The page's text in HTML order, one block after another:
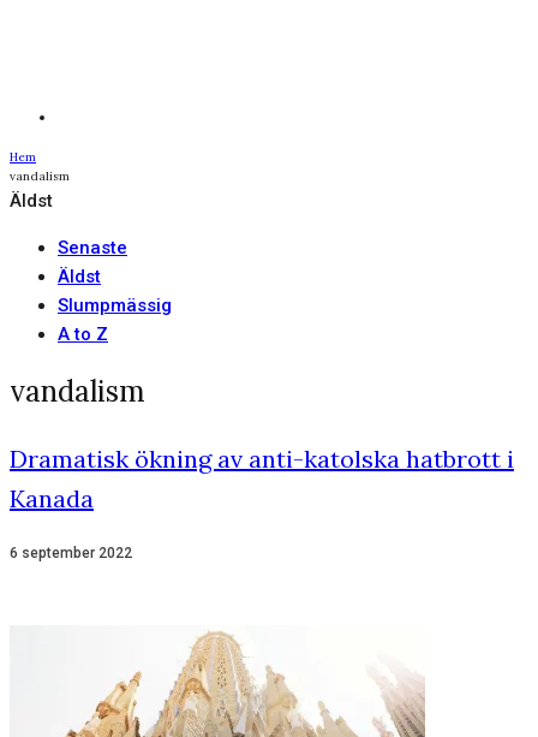
Hem
vandalism
Äldst
Senaste
Äldst
Slumpmässig
A to Z
vandalism
Dramatisk ökning av anti-katolska hatbrott i
Kanada
6 september 2022